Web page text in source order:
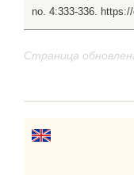
no. 4:333-336.
Страница